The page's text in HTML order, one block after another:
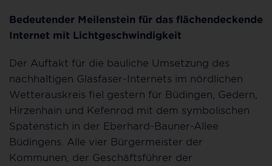
Bedeutender Meilenstein für das flächendeckende
Internet mit Lichtgeschwindigkeit
Der Auftakt für die bauliche Umsetzung des
nachhaltigen Glasfaser-Internets im nördlichen
Wetterauskreis fiel gestern für Büdingen, Gedern,
Hirzenhain und Kefenrod mit dem symbolischen
Spatenstich in der Eberhard-Bauner-Allee
Büdingens. Alle vier Bürgermeister der
Kommunen, der Geschäftsführer der